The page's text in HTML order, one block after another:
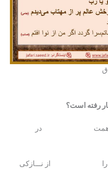
رفته است؟
بـه همت در
را از نـــازکی